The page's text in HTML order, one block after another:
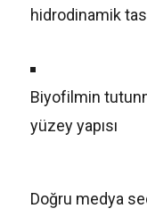
hidrodinamik
Biyofilmin
yüzey yapısı
Doğru medya